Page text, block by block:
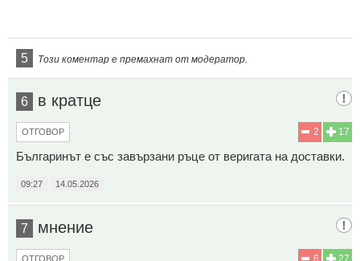
5 Този коментар е премахнат от модератор.
6 в кратце
17
2
ОТГОВОР
Българинът е със завързани ръце от веригата на доставки.
09:27 14.05.2026
7 мнение
27
6
ОТГОВОР